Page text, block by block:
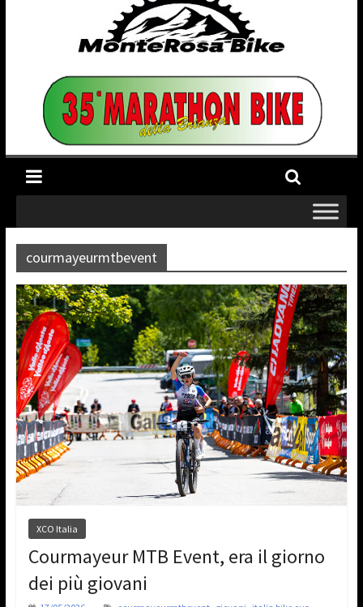
courmayeurmtbevent
XCO Italia
Courmayeur MTB Event, era il giorno
dei più giovani